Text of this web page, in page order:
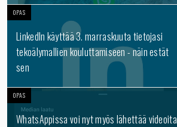
OPAS
LinkedIn käyttää 3. marraskuuta tietojasi
tekoälymallien kouluttamiseen - näin estät
sen
OPAS
WhatsAppissa voi nyt myös lähettää videoita